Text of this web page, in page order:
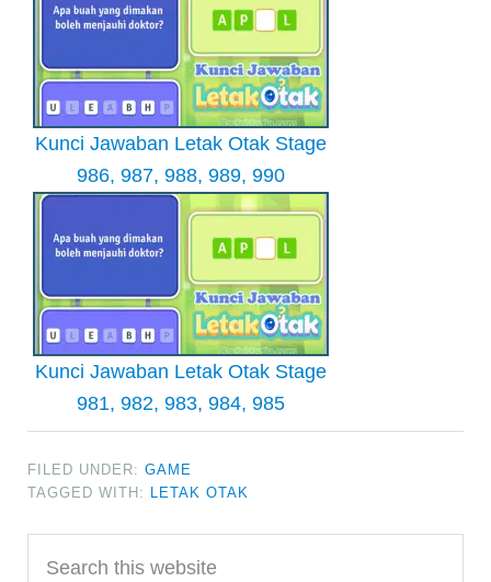
Kunci Jawaban Letak Otak Stage
986, 987, 988, 989, 990
Kunci Jawaban Letak Otak Stage
981, 982, 983, 984, 985
FILED UNDER:GAME
TAGGED WITH: LETAK OTAK
Primary
this